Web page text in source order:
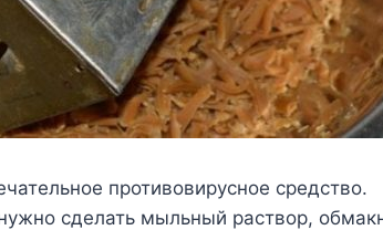
противовирусное средство.
сделать мыльный раствор,